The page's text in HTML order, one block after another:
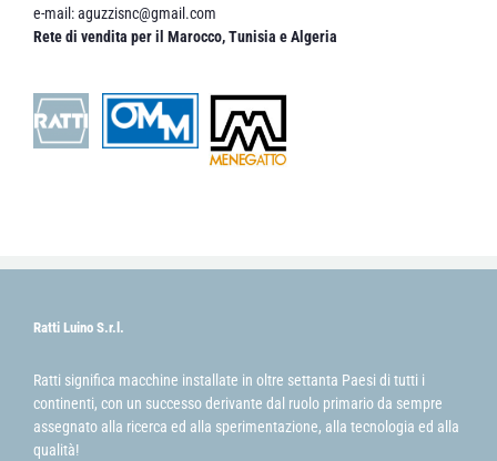
e-mail:aguzzisnc@gmail.com
Rete di vendita per il Marocco, Tunisia e Algeria
Ratti Luino S.r.l.
Ratti significa macchine installate in oltre settanta Paesi di tutti i
continenti, con un successo derivante dal ruolo primario da sempre
assegnato alla ricerca ed alla sperimentazione, alla tecnologia ed alla
qualità!